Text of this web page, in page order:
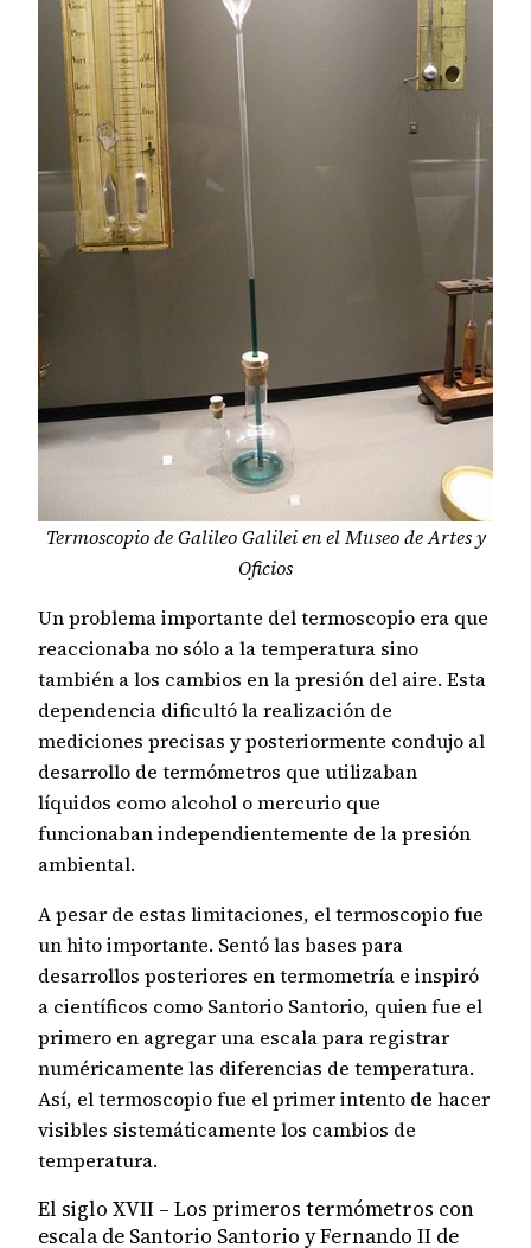
Termoscopio de Galileo Galilei en el Museo de Artes y
Oficios
Un problema importante del termoscopio era que
reaccionaba no sólo a la temperatura sino
también a los cambios en la presión del aire. Esta
dependencia dificultó la realización de
mediciones precisas y posteriormente condujo al
desarrollo de termómetros que utilizaban
líquidos como alcohol o mercurio que
funcionaban independientemente de la presión
ambiental.
A pesar de estas limitaciones, el termoscopio fue
un hito importante. Sentó las bases para
desarrollos posteriores en termometría e inspiró
a científicos como Santorio Santorio, quien fue el
primero en agregar una escala para registrar
numéricamente las diferencias de temperatura.
Así, el termoscopio fue el primer intento de hacer
visibles sistemáticamente los cambios de
temperatura.
El siglo XVII – Los primeros termómetros con
escala de Santorio Santorio y Fernando II de